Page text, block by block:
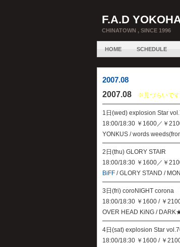
F.A.D
CHINATOWN , SINCE 1996
HOME SCHEDULE
2007.08
2007.08
※見づらいです
1日(wed) explosion Star
18:00/18:30 ￥1600／￥
YONKUS / words
2日(thu) GLORY STAIR
18:00/18:30 ￥1600／￥
BiFF / GLORY STAND /
3日(fri) coroNIGHT corona
18:00/18:30 ￥1600 / ￥
OVER HEAD KiNG /
4日(sat) explosion Star
18:00/18:30 ￥1600 / ￥